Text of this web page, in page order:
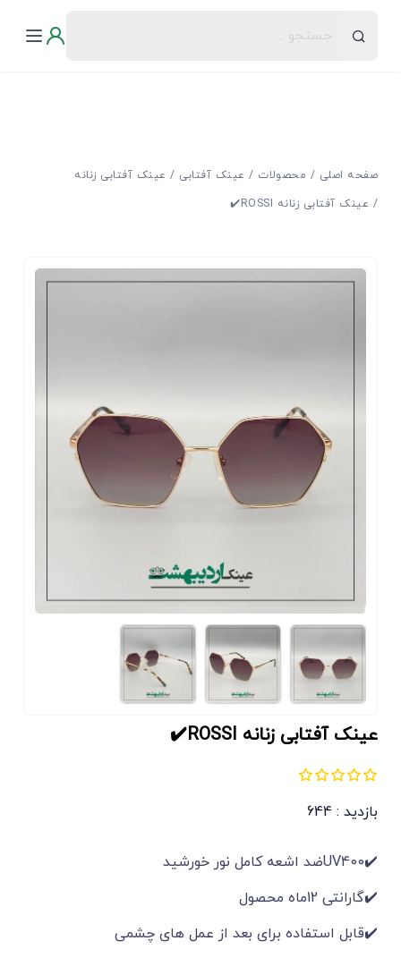
صفحه اصلی محصولات عینک آفتابی
عینک آفتابی زنانه
عینک آفتابی زنانه ROSSI✔️
عینک آفتابی زنانه ROSSI✔️
بازدید : 644
✔️UV400ضد اشعه کامل نور خورشید
✔️گارانتی 12ماه محصول
✔️قابل استفاده برای بعد از عمل های چشمی